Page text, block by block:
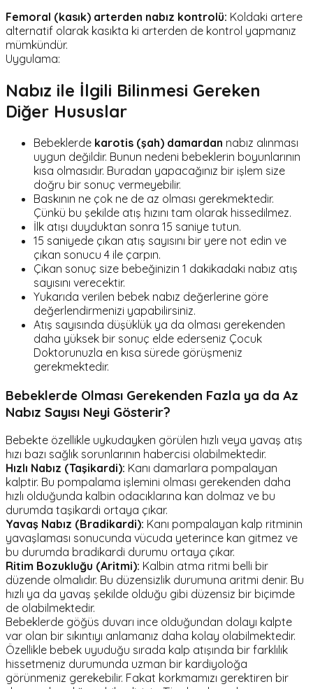
Femoral (kasık) arterden nabız kontrolü: Koldaki artere
alternatif olarak kasıkta ki arterden de kontrol yapmanız
mümkündür.
Uygulama:
Nabız ile İlgili Bilinmesi Gereken
Diğer Hususlar
Bebeklerde karotis (şah) damardan nabız alınması
uygun değildir. Bunun nedeni bebeklerin boyunlarının
kısa olmasıdır. Buradan yapacağınız bir işlem size
doğru bir sonuç vermeyebilir.
Baskının ne çok ne de az olması gerekmektedir.
Çünkü bu şekilde atış hızını tam olarak hissedilmez.
İlk atışı duyduktan sonra 15 saniye tutun.
15 saniyede çıkan atış sayısını bir yere not edin ve
çıkan sonucu 4 ile çarpın.
Çıkan sonuç size bebeğinizin 1 dakikadaki nabız atış
sayısını verecektir.
Yukarıda verilen bebek nabız değerlerine göre
değerlendirmenizi yapabilirsiniz.
Atış sayısında düşüklük ya da olması gerekenden
daha yüksek bir sonuç elde ederseniz Çocuk
Doktorunuzla en kısa sürede görüşmeniz
gerekmektedir.
Bebeklerde Olması Gerekenden Fazla ya da Az
Nabız Sayısı Neyi Gösterir?
Bebekte özellikle uykudayken görülen hızlı veya yavaş atış
hızı bazı sağlık sorunlarının habercisi olabilmektedir.
Hızlı Nabız (Taşikardi): Kanı damarlara pompalayan
kalptir. Bu pompalama işlemini olması gerekenden daha
hızlı olduğunda kalbin odacıklarına kan dolmaz ve bu
durumda taşikardi ortaya çıkar.
Yavaş Nabız (Bradikardi): Kanı pompalayan kalp ritminin
yavaşlaması sonucunda vücuda yeterince kan gitmez ve
bu durumda bradikardi durumu ortaya çıkar.
Ritim Bozukluğu (Aritmi): Kalbin atma ritmi belli bir
düzende olmalıdır. Bu düzensizlik durumuna aritmi denir. Bu
hızlı ya da yavaş şekilde olduğu gibi düzensiz bir biçimde
de olabilmektedir.
Bebeklerde göğüs duvarı ince olduğundan dolayı kalpte
var olan bir sıkıntıyı anlamanız daha kolay olabilmektedir.
Özellikle bebek uyuduğu sırada kalp atışında bir farklılık
hissetmeniz durumunda uzman bir kardiyoloğa
görünmeniz gerekebilir. Fakat korkmamızı gerektiren bir